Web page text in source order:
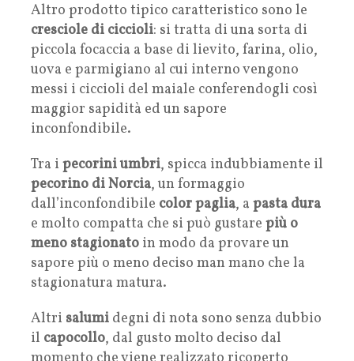
Altro prodotto tipico caratteristico sono le
cresciole di ciccioli: si tratta di una sorta di
piccola focaccia a base di lievito, farina, olio,
uova e parmigiano al cui interno vengono
messi i ciccioli del maiale conferendogli così
maggior sapidità ed un sapore
inconfondibile.
Tra i pecorini umbri, spicca indubbiamente il
pecorino di Norcia, un formaggio
dall’inconfondibile color paglia, a pasta dura
e molto compatta che si può gustare più o
meno stagionato in modo da provare un
sapore più o meno deciso man mano che la
stagionatura matura.
Altri salumi degni di nota sono senza dubbio
il capocollo, dal gusto molto deciso dal